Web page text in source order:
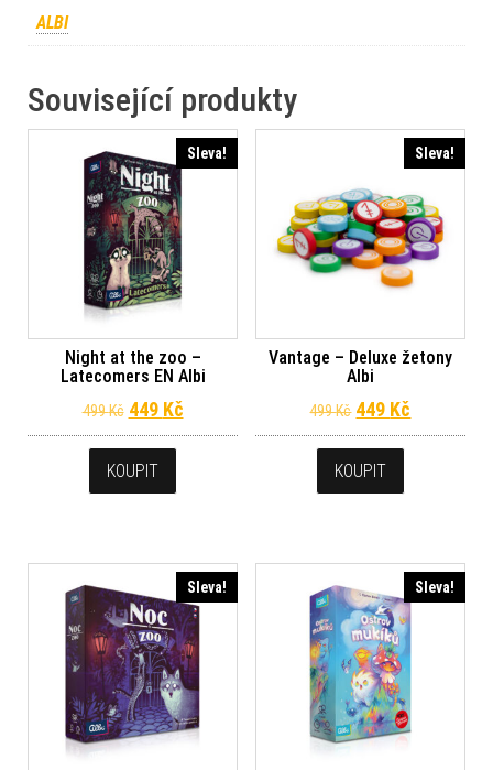
ALBI
Související produkty
Sleva!
Night at the zoo –
Latecomers EN Albi
499Kč Původní cena byla: 499 Kč.
449 KčAktuální cena je: 449 Kč.
KOUPIT
Sleva!
Vantage – Deluxe žetony
Albi
499Kč Původní cena
449 Kč
KOUPIT
Sleva! Sleva!